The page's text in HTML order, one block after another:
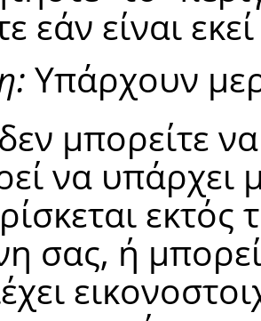
εάν είναι
Υπάρχουν
μπορείτε
να υπάρχει
εκτός
σας, ή